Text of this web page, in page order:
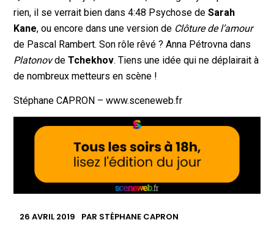
rien, il se verrait bien dans 4:48 Psychose deSarah
Kane, ou encore dans une version de Clôture de l’amour
de Pascal Rambert. Son rôle rêvé ? Anna Pétrovna dans
PlatonovdeTchekhov. Tiens une idée qui ne déplairait à
de nombreux metteurs en scène !
Stéphane CAPRON – www.sceneweb.fr
26 AVRIL 2019 PAR STÉPHANE CAPRON